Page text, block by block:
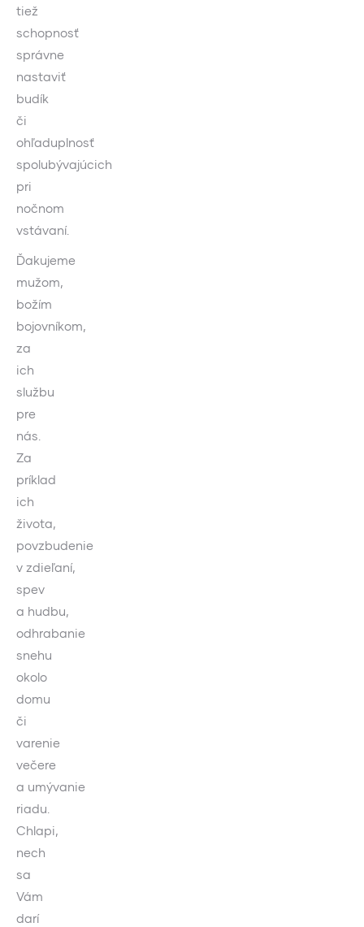
tiež
schopnosť
správne
nastaviť
budík
či
ohľaduplnosť
spolubývajúcich
pri
nočnom
vstávaní.
Ďakujeme
mužom,
božím
bojovníkom,
za
ich
službu
pre
nás.
Za
príklad
ich
života,
povzbudenie
v zdieľaní,
spev
a hudbu,
odhrabanie
snehu
okolo
domu
či
varenie
večere
a umývanie
riadu.
Chlapi,
nech
sa
Vám
darí